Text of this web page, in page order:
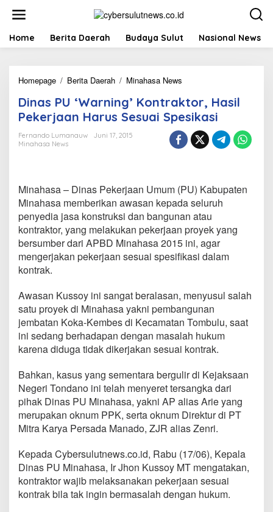
t
Home Berita Daerah Budaya Sulut Nasional News
Homepage / Berita Daerah / Minahasa News
n
a
s
P
U
r
n
i
n
g
'
K
r
a
k
t
o
H
a
s
i
l
P
k
e
r
j
a
Dinas PU ‘Warning’ Kontraktor, Hasil
Pekerjaan Harus Sesuai Spesikasi
Fernando Lumanauw
Juni 17, 2015
Minahasa News
Minahasa – Dinas Pekerjaan Umum (PU) Kabupaten
Minahasa memberikan awasan kepada seluruh
penyedia jasa konstruksi dan bangunan atau
kontraktor, yang melakukan pekerjaan proyek yang
bersumber dari APBD Minahasa 2015 ini, agar
mengerjakan pekerjaan sesuai spesifikasi dalam
kontrak.
Awasan Kussoy ini sangat beralasan, menyusul salah
satu proyek di Minahasa yakni pembangunan
jembatan Koka-Kembes di Kecamatan Tombulu, saat
ini sedang berhadapan dengan masalah hukum
karena diduga tidak dikerjakan sesuai kontrak.
Bahkan, kasus yang sementara bergulir di Kejaksaan
Negeri Tondano ini telah menyeret tersangka dari
pihak Dinas PU Minahasa, yakni AP alias Arie yang
merupakan oknum PPK, serta oknum Direktur di PT
Mitra Karya Persada Manado, ZJR alias Zenri.
Kepada Cybersulutnews.co.id, Rabu (17/06), Kepala
Dinas PU Minahasa, Ir Jhon Kussoy MT mengatakan,
kontraktor wajib melaksanakan pekerjaan sesuai
kontrak bila tak ingin bermasalah dengan hukum.